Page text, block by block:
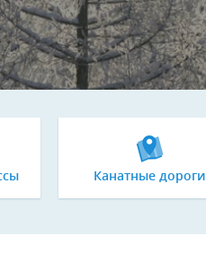
Канатные дороги